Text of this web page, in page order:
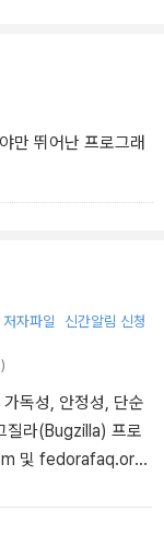
만 뛰어난 프로그래
저자파일 신간알림 신청
독성, 안정성, 단순
질라(Bugzilla) 프로
및 fedorafaq.org